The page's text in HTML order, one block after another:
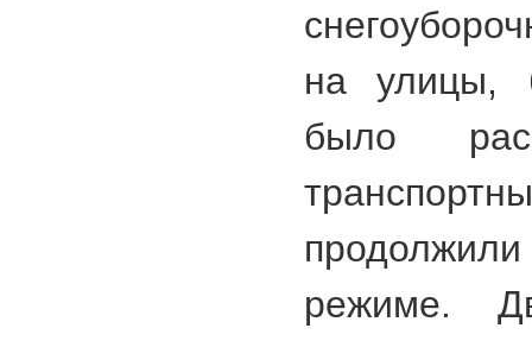
на улицы,
было
режиме.